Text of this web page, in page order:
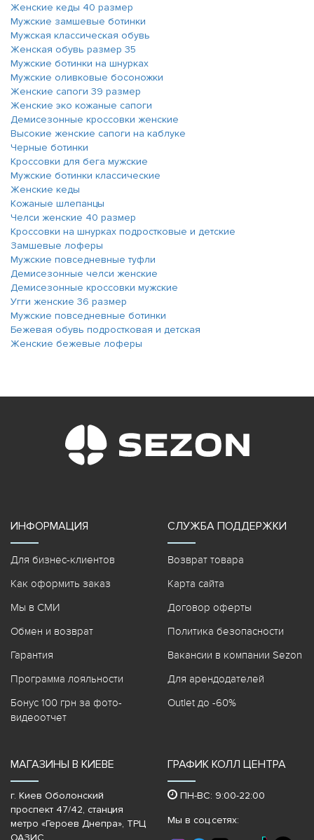
Женские кеды 40 размер
Мужские замшевые ботинки
Мужская классическая обувь
Женская обувь размер 35
Мужские ботинки на шнурках
Мужские оливковые босоножки
Женские сапоги 39 размер
Женские эко кожаные сапоги
Демисезонные кроссовки женские
Высокие женские сапоги на каблуке
Черные ботинки
Кроссовки для бега мужские
Мужские ботинки классические
Женские кеды
Кожаные шлепанцы
Челси женские 40 размер
Кроссовки на шнурках подростковые и детские
Замшевые лоферы
Мужские повседневные туфли
Демисезонные челси женские
Демисезонные кроссовки мужские
Угги женские 36 размер
Мужские повседневные ботинки
Бежевая обувь подростковая и детская
Женские бежевые лоферы
ИНФОРМАЦИЯ
Для бизнес-клиентов
Как оформить заказ
Мы в СМИ
Обмен и возврат
Гарантия
Программа лояльности
Бонус 100 грн за фото-
видеоотчет
СЛУЖБА ПОДДЕРЖКИ
Возврат товара
Карта сайта
Договор оферты
Политика безопасности
Вакансии в компании Sezon
Для арендодателей
Outlet до -60%
МАГАЗИНЫ В КИЕВЕ
г. Киев Оболонский
проспект 47/42, станция
метро «Героев Днепра»‎, ТРЦ
ОАЗИС
ГРАФИК КОЛЛ ЦЕНТРА
ПН-ВС: 9:00-22:00
Мы в соц.сетях: